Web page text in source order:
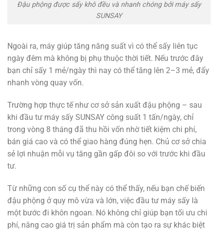
Đậu phộng được sấy khô đều và nhanh chóng bởi máy sấy
SUNSAY
Ngoài ra, máy giúp tăng năng suất vì có thể sấy liên tục
ngày đêm mà không bị phụ thuộc thời tiết. Nếu trước đây
bạn chỉ sấy 1 mẻ/ngày thì nay có thể tăng lên 2–3 mẻ, đẩy
nhanh vòng quay vốn.
Trường hợp thực tế như cơ sở sản xuất đậu phộng – sau
khi đầu tư máy sấy SUNSAY công suất 1 tấn/ngày, chỉ
trong vòng 8 tháng đã thu hồi vốn nhờ tiết kiệm chi phí,
bán giá cao và có thể giao hàng đúng hẹn. Chủ cơ sở chia
sẻ lợi nhuận mỗi vụ tăng gần gấp đôi so với trước khi đầu
tư.
Từ những con số cụ thể này có thể thấy, nếu bạn chế biến
đậu phộng ở quy mô vừa và lớn, việc đầu tư máy sấy là
một bước đi khôn ngoan. Nó không chỉ giúp bạn tối ưu chi
phí, nâng cao giá trị sản phẩm mà còn tạo ra sự khác biệt